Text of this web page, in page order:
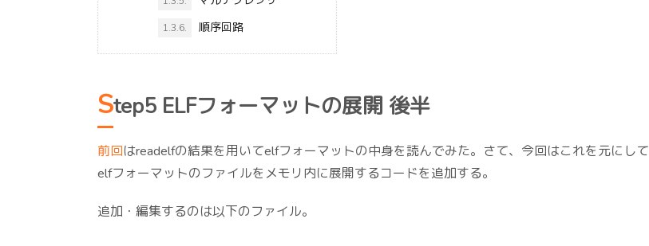
1.3.6. 順序回路
Step5 ELFフォーマットの展開 後半
前回はreadelfの結果を用いてelfフォーマットの中身を読んでみた。さて、今回はこれを元にして
elfフォーマットのファイルをメモリ内に展開するコードを追加する。
追加・編集するのは以下のファイル。